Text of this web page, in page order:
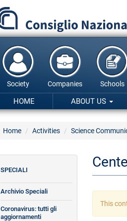
Society Companies Schools
HOME ABOUT US
Home Activities Science
This
SPECIALI
Archivio Speciali
Coronavirus: tutti gli
aggiornamenti